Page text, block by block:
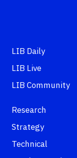
LIB Daily
LIB Live
LIB Community
Research
Strategy
Technical